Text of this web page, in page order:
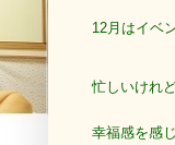
12月はイベ
忙しいけれ
幸福感を感